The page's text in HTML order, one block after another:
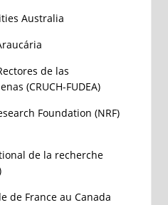
Australia
de las
(CRUCH-FUDEA)
Foundation (NRF)
de la recherche
de France au Canada